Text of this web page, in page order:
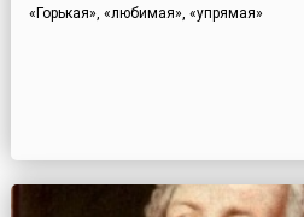
«Горькая», «любимая», «упрямая»